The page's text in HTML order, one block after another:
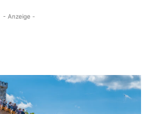
- Anzeige -